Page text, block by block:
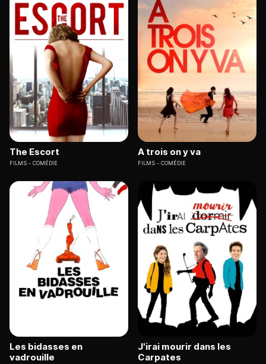
The Escort
FILMS COMÉDIE
A trois on y va
FILMS COMÉDIE
Les bidasses en
vadrouille
J'irai mourir dans les
Carpates